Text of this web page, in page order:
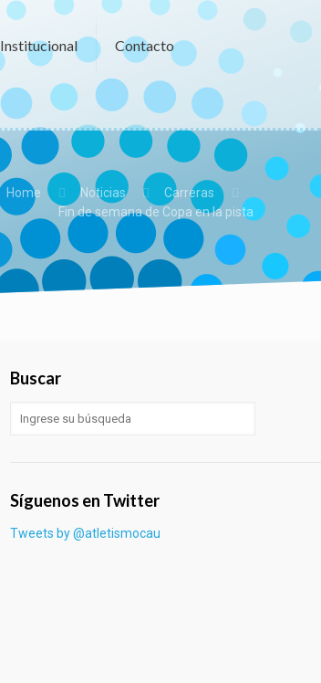
Institucional Contacto
Home Noticias
Carreras
Fin de semana de Copa en la pista
Buscar
Síguenos en Twitter
Tweets by @atletismocau